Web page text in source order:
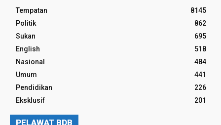
Tempatan
8145
Politik
862
Sukan
695
English
518
Nasional
484
Umum
441
Pendidikan
226
Eksklusif
201
PELAWAT BDB